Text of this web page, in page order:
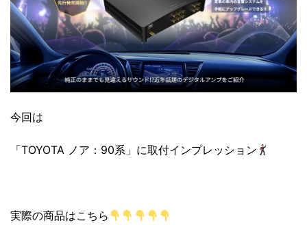
今回は
「TOYOTA ノア：90系」に取付インプレッション
実際の商品はこちら